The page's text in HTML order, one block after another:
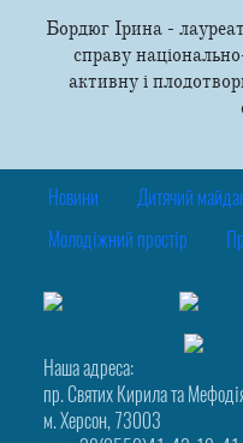
Бордюг Ірина -
справу
активну і
Новини Дитячий
Молодіжний простір
Наша адреса:
пр. Святих Кирила та
м. Херсон, 73003